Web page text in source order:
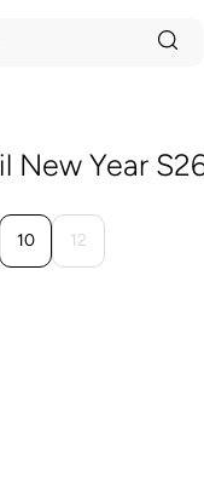
New Year
10 12